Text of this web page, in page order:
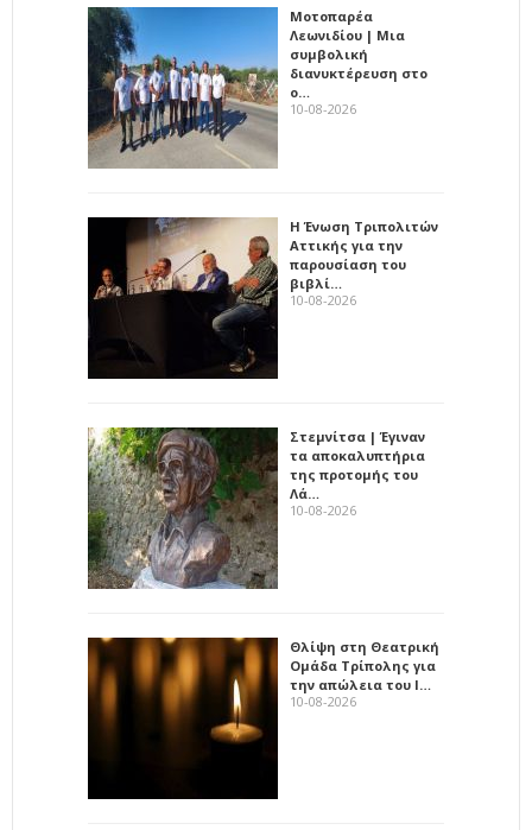
Μοτοπαρέα
Λεωνιδίου | Μια
συμβολική
διανυκτέρευση στο
ο…
10-08-2026
Η Ένωση Τριπολιτών
Αττικής για την
παρουσίαση του
βιβλί…
10-08-2026
Στεμνίτσα | Έγιναν
τα αποκαλυπτήρια
της προτομής του
Λά…
10-08-2026
Θλίψη στη Θεατρική
Ομάδα Τρίπολης για
την απώλεια του Ι…
10-08-2026